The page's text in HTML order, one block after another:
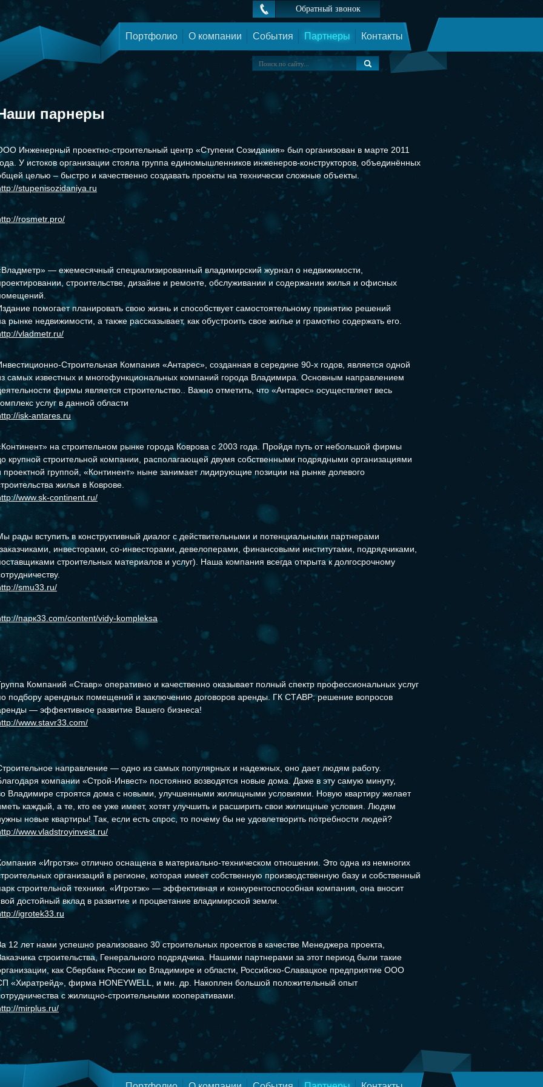
Портфолио О компании События Партнеры Контакты
Обратный звонок
парнеры
Инженерный проектно-строительный центр «Ступени Созидания» был организован в марте 2011
У истоков организации стояла группа единомышленников инженеров-конструкторов, объединённых
целью – быстро и качественно создавать проекты на технически сложные объекты.
stupenisozidaniya.ru
rosmetr.pro/
— ежемесячный специализированный владимирский журнал о недвижимости,
строительстве, дизайне и ремонте, обслуживании и содержании жилья и офисных
помогает планировать свою жизнь и способствует самостоятельному принятию решений
рынке недвижимости, а также рассказывает, как обустроить свое жилье и грамотно содержать его.
vladmetr.ru/
Строительная Компания «Антарес», созданная в середине 90-х годов, является одной
самых известных и многофункциональных компаний города Владимира. Основным направлением
фирмы является строительство.. Важно отметить, что «Антарес» осуществляет весь
услуг в данной области
isk-antares.ru
на строительном рынке города Коврова с 2003 года. Пройдя путь от небольшой фирмы
крупной строительной компании, располагающей двумя собственными подрядными организациями
проектной группой, «Континент» ныне занимает лидирующие позиции на рынке долевого
жилья в Коврове.
www.sk-continent.ru/
рады вступить в конструктивный диалог с действительными и потенциальными партнерами
инвесторами, со-инвесторами, девелоперами, финансовыми институтами, подрядчиками,
строительных материалов и услуг). Наша компания всегда открыта к долгосрочному
smu33.ru/
парк33.com/content/vidy-kompleksa
Компаний «Ставр» оперативно и качественно оказывает полный спектр профессиональных услуг
подбору арендных помещений и заключению договоров аренды. ГК СТАВР: решение вопросов
— эффективное развитие Вашего бизнеса!
www.stavr33.com/
направление — одно из самых популярных и надежных, оно дает людям работу.
компании «Строй-Инвест» постоянно возводятся новые дома. Даже в эту самую минуту,
Владимире строятся дома с новыми, улучшенными жилищными условиями. Новую квартиру желает
каждый, а те, кто ее уже имеет, хотят улучшить и расширить свои жилищные условия. Людям
новые квартиры! Так, если есть спрос, то почему бы не удовлетворить потребности людей?
www.vladstroyinvest.ru/
«Игротэк» отлично оснащена в материально-техническом отношении. Это одна из немногих
организаций в регионе, которая имеет собственную производственную базу и собственный
строительной техники. «Игротэк» — эффективная и конкурентоспособная компания, она вносит
достойный вклад в развитие и процветание владимирской земли.
igrotek33.ru
12 лет нами успешно реализовано 30 строительных проектов в качестве Менеджера проекта,
строительства, Генерального подрядчика. Нашими партнерами за этот период были такие
как Сбербанк России во Владимире и области, Российско-Славацкое предприятие ООО
«Хиратрейд», фирма HONEYWELL, и мн. др. Накоплен большой положительный опыт
с жилищно-строительными кооперативами.
mirplus.ru/